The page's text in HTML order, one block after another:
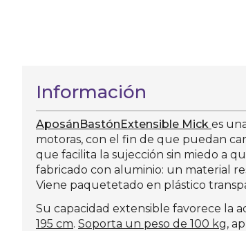
Información
AposánBastónExtensible Mick es
motoras, con el fin de que puedan
que facilita la sujección sin miedo a
fabricado con aluminio: un material
Viene paquetetado en plástico
Su capacidad extensible favorece la
195 cm. Soporta un peso de 100 kg,